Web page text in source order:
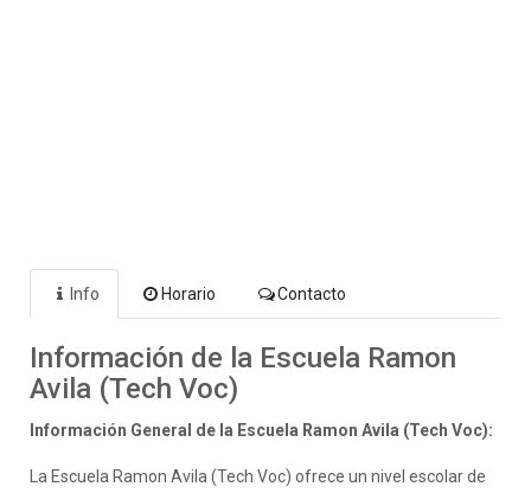
Info Horario Contacto
Información de la Escuela Ramon
Avila (Tech Voc)
Información General de la Escuela Ramon Avila (Tech Voc):
La Escuela Ramon Avila (Tech Voc) ofrece un nivel escolar de